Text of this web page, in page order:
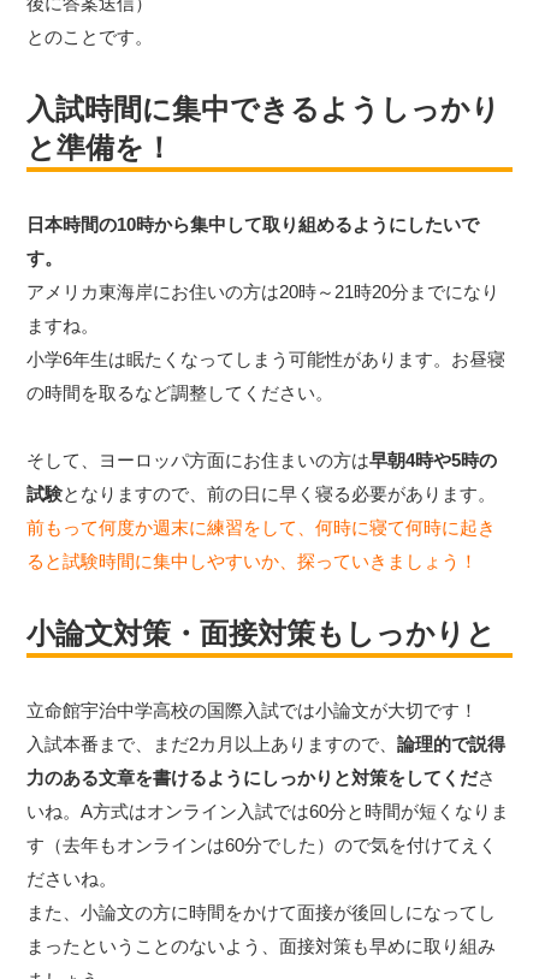
とのことです。
入試時間に集中できるようしっかり
と準備を！
日本時間の10時から集中して取り組めるようにしたいで
す。
アメリカ東海岸にお住いの方は20時～21時20分までになり
ますね。
小学6年生は眠たくなってしまう可能性があります。お昼寝
の時間を取るなど調整してください。
そして、ヨーロッパ方面にお住まいの方は早朝4時や5時の
試験となりますので、前の日に早く寝る必要があります。
前もって何度か週末に練習をして、何時に寝て何時に起き
ると試験時間に集中しやすいか、探っていきましょう！
小論文対策・面接対策もしっかりと
立命館宇治中学高校の国際入試では小論文が大切です！
入試本番まで、まだ2カ月以上ありますので、論理的で説得
力のある文章を書けるようにしっかりと対策をしてくださ
いね。A方式はオンライン入試では60分と時間が短くなりま
す（去年もオンラインは60分でした）ので気を付けてえく
ださいね。
また、小論文の方に時間をかけて面接が後回しになってし
まったということのないよう、面接対策も早めに取り組み